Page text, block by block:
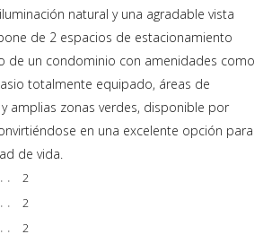
natural y una agradable vista
de 2 espacios de estacionamiento
de un condominio con amenidades como
totalmente equipado, áreas de
amplias zonas verdes, disponible por
en una excelente opción para
de vida.
2
2
2